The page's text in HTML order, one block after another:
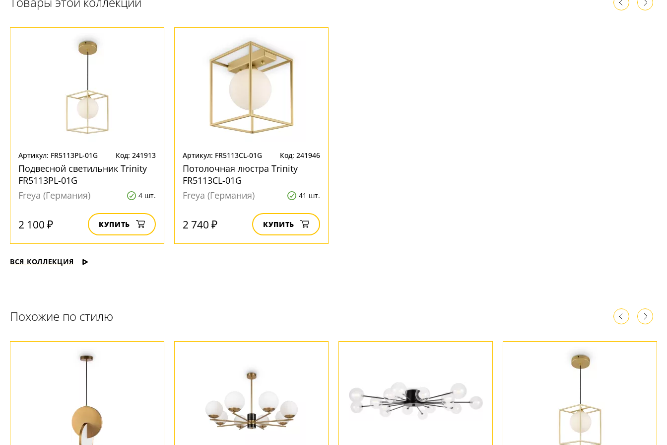
Артикул: FR5113PL-01G Код: 241913
Подвесной светильник Trinity
FR5113PL-01G
Freya (Германия)
4 шт.
2 100 ₽ КУПИТЬ
Артикул: FR5113CL-01G Код: 241946
Потолочная люстра Trinity
FR5113CL-01G
Freya (Германия)
41 шт.
2 740 ₽ КУПИТЬ
ВСЯ КОЛЛЕКЦИЯ
Похожие по стилю